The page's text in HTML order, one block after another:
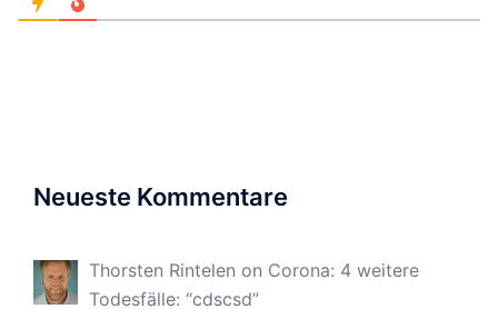
Neueste Kommentare
Thorsten Rintelen on Corona: 4 weitere
Todesfälle: “cdscsd”